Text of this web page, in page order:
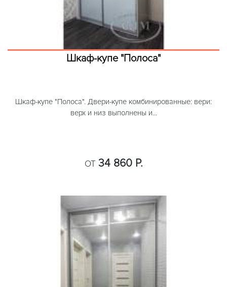
Шкаф-купе "Полоса"
Шкаф-купе "Полоса". Двери-купе комбинированные: вери:
верх и низ выполнены и...
ОТ 34 860 Р.